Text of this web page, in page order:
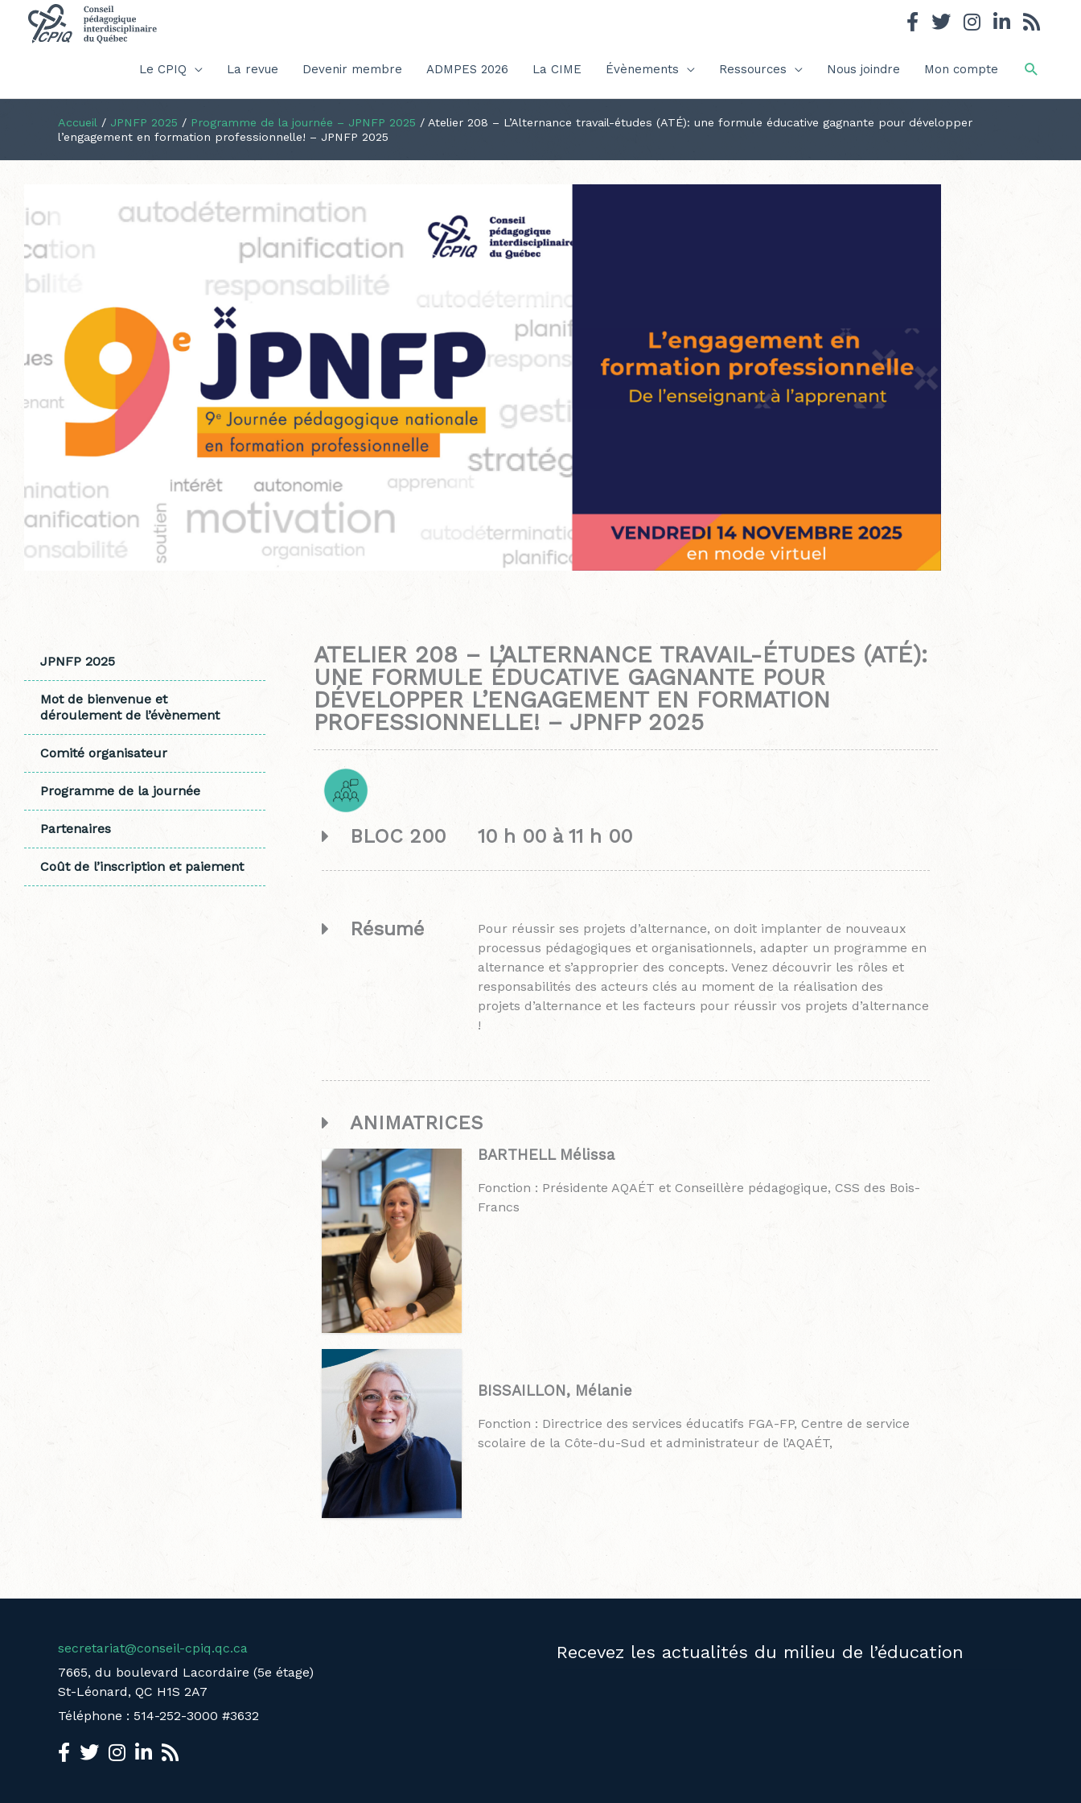
Le CPIQ La revue Devenir membre ADMPES 2026 La CIME Évènements Ressources Nous joindre Mon compte
Accueil / JPNFP 2025 / Programme de la journée – JPNFP 2025 / Atelier 208 – L’Alternance travail-études (ATÉ): une formule éducative gagnante pour développer
l’engagement en formation professionnelle! – JPNFP 2025
JPNFP 2025
Mot de bienvenue et
déroulement de l’évènement
Comité organisateur
Programme de la journée
Partenaires
Coût de l’inscription et paiement
ATELIER 208 – L’ALTERNANCE TRAVAIL-ÉTUDES (ATÉ):
UNE FORMULE ÉDUCATIVE GAGNANTE POUR
DÉVELOPPER L’ENGAGEMENT EN FORMATION
PROFESSIONNELLE! – JPNFP 2025
BLOC 200 10 h 00 à 11 h 00
Résumé
Pour réussir ses projets d’alternance, on doit implanter de nouveaux
processus pédagogiques et organisationnels, adapter un programme en
alternance et s’approprier des concepts. Venez découvrir les rôles et
responsabilités des acteurs clés au moment de la réalisation des
projets d’alternance et les facteurs pour réussir vos projets d’alternance
!
ANIMATRICES
BARTHELL Mélissa
Fonction : Présidente AQAÉT et Conseillère pédagogique, CSS des Bois-
Francs
BISSAILLON, Mélanie
Fonction : Directrice des services éducatifs FGA-FP, Centre de service
scolaire de la Côte-du-Sud et administrateur de l’AQAÉT,
secretariat@conseil-cpiq.qc.ca
7665, du boulevard Lacordaire (5e étage)
St-Léonard, QC H1S 2A7
Téléphone : 514-252-3000 #3632
Recevez les actualités du milieu de l’éducation